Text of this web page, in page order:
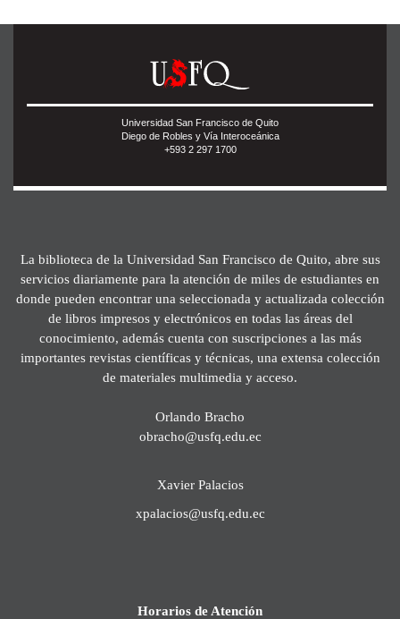
Universidad San Francisco de Quito
Diego de Robles y Vía Interoceánica
+593 2 297 1700
La biblioteca de la Universidad San Francisco de Quito, abre sus
servicios diariamente para la atención de miles de estudiantes en
donde pueden encontrar una seleccionada y actualizada colección
de libros impresos y electrónicos en todas las áreas del
conocimiento, además cuenta con suscripciones a las más
importantes revistas científicas y técnicas, una extensa colección
de materiales multimedia y acceso.
Orlando Bracho
obracho@usfq.edu.ec
Xavier Palacios
xpalacios@usfq.edu.ec
Horarios de Atención